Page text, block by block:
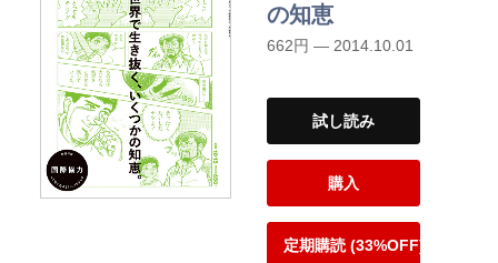
の知恵
662円 — 2014.10.01
試し読み
購入
定期購読 (33%OFF)